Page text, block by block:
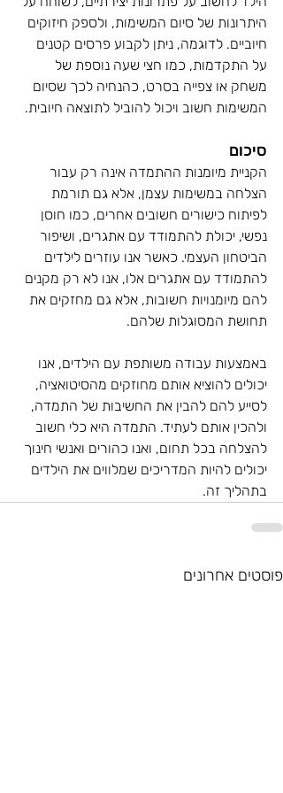
היתרונות של סיום המשימות, ולספק חיזוקים
חיוביים. לדוגמה, ניתן לקבוע פרסים קטנים
על התקדמות, כמו חצי שעה נוספת של
משחק או צפייה בסרט, כהנחיה לכך שסיום
המשימות חשוב ויכול להוביל לתוצאה חיובית.
סיכום
הקניית מיומנות ההתמדה אינה רק עבור
הצלחה במשימות עצמן, אלא גם תורמת
לפיתוח כישורים חשובים אחרים, כמו חוסן
נפשי, יכולת להתמודד עם אתגרים, ושיפור
הביטחון העצמי. כאשר אנו עוזרים לילדים
להתמודד עם אתגרים אלו, אנו לא רק מקנים
להם מיומנויות חשובות, אלא גם מחזקים את
תחושת המסוגלות שלהם.
באמצעות עבודה משותפת עם הילדים, אנו
יכולים להוציא אותם מחוזקים מהסיטואציה,
לסייע להם להבין את החשיבות של התמדה,
ולהכין אותם לעתיד. התמדה היא כלי חשוב
להצלחה בכל תחום, ואנו כהורים ואנשי חינוך
יכולים להיות המדריכים שמלווים את הילדים
בתהליך זה.
פוסטים אחרונים